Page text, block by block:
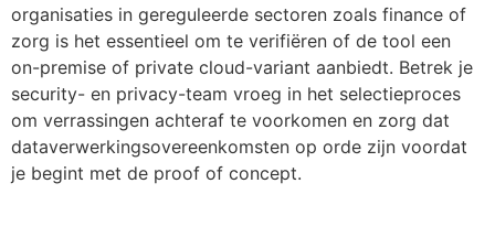
organisaties in gereguleerde sectoren zoals finance of
zorg is het essentieel om te verifiëren of de tool een
on-premise of private cloud-variant aanbiedt. Betrek je
security- en privacy-team vroeg in het selectieproces
om verrassingen achteraf te voorkomen en zorg dat
dataverwerkingsovereenkomsten op orde zijn voordat
je begint met de proof of concept.